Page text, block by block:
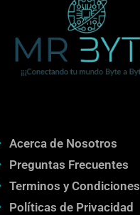
Acerca de Nosotros
Preguntas Frecuentes
Terminos y Condiciones
Políticas de Privacidad